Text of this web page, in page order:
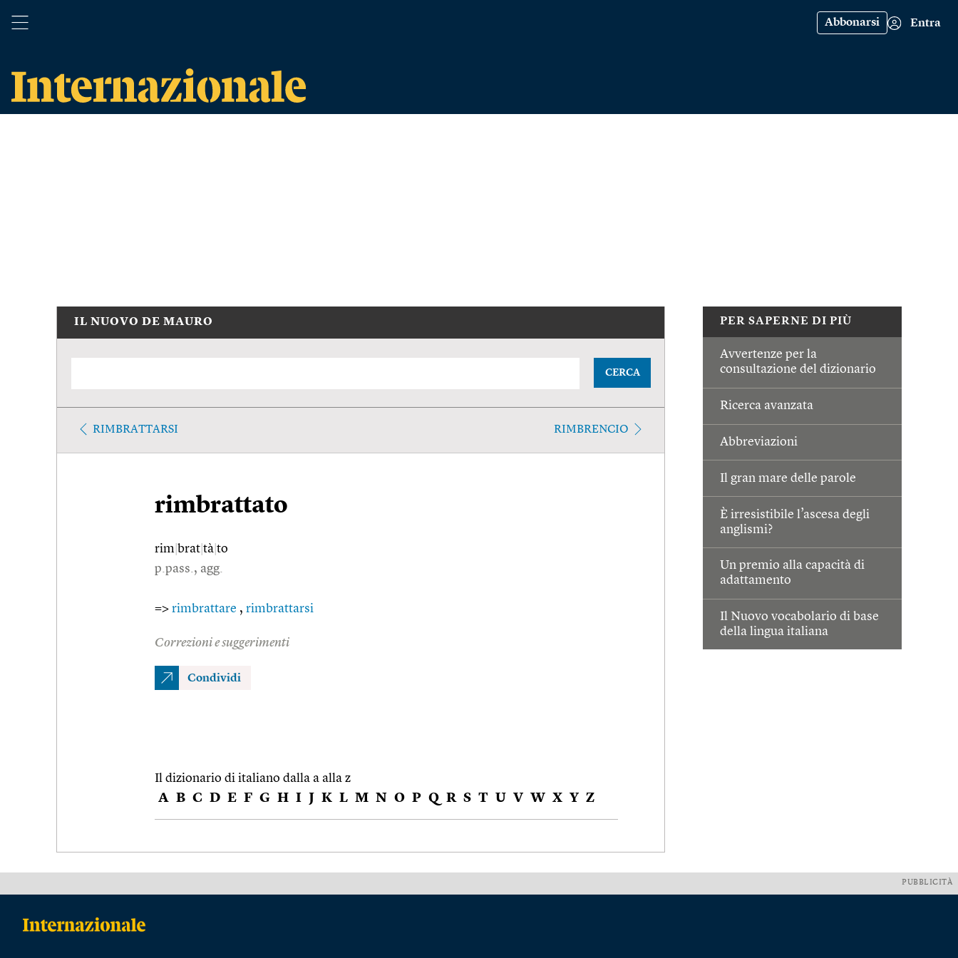
Abbonarsi Entra
PER SAPERNE DI PIÙ
Avvertenze per la
consultazione del dizionario
Ricerca avanzata
Abbreviazioni
Il gran mare delle parole
È irresistibile l’ascesa degli
anglismi?
Un premio alla capacità di
adattamento
Il Nuovo vocabolario di base
della lingua italiana
IL NUOVO DE MAURO
CERCA
RIMBRATTARSI RIMBRENCIO
rimbrattato
rim brat tà to
p.pass., agg.
=> rimbrattare , rimbrattarsi
Correzioni e suggerimenti
Condividi
Il dizionario di italiano dalla a alla z
A B C D E F G H I J K L M N O P Q R S T U V W X Y Z
PUBBLICITÀ